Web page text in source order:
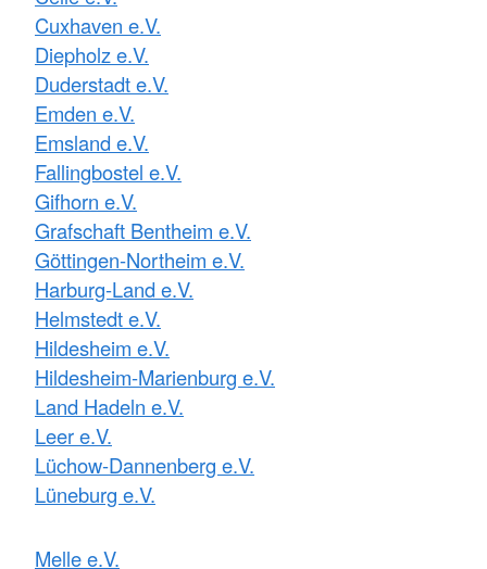
Cuxhaven e.V.
Diepholz e.V.
Duderstadt e.V.
Emden e.V.
Emsland e.V.
Fallingbostel e.V.
Gifhorn e.V.
Grafschaft Bentheim e.V.
Göttingen-Northeim e.V.
Harburg-Land e.V.
Helmstedt e.V.
Hildesheim e.V.
Hildesheim-Marienburg e.V.
Land Hadeln e.V.
Leer e.V.
Lüchow-Dannenberg e.V.
Lüneburg e.V.
Melle e.V.